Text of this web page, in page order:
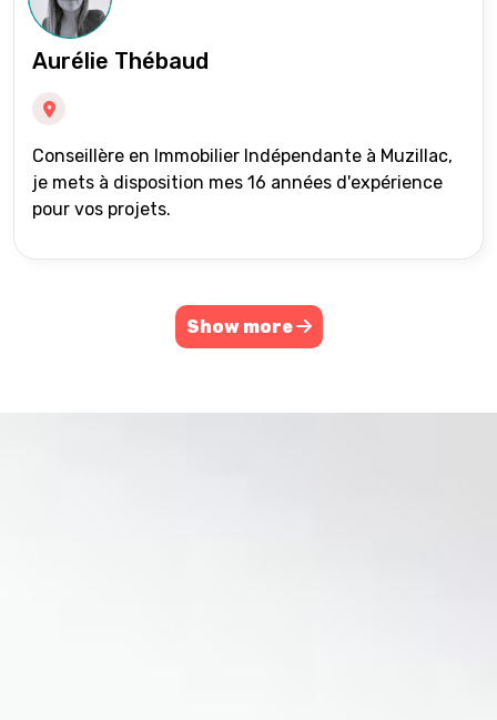
Aurélie Thébaud
Conseillère en Immobilier Indépendante à Muzillac,
je mets à disposition mes 16 années d'expérience
pour vos projets.
Show more